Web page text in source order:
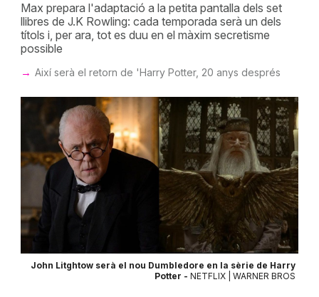
Max prepara l'adaptació a la petita pantalla dels set
llibres de J.K Rowling: cada temporada serà un dels
títols i, per ara, tot es duu en el màxim secretisme
possible
Així serà el retorn de 'Harry Potter, 20 anys després
John Litghtow serà el nou Dumbledore en la sèrie de Harry
Potter - NETFLIX | WARNER BROS